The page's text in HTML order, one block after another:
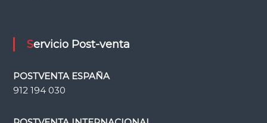
Servicio Post-venta
POSTVENTA ESPAÑA
912 194 030